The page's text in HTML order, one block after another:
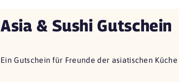
Asia & Sushi Gutschein
Ein Gutschein für Freunde der asiatischen Küche